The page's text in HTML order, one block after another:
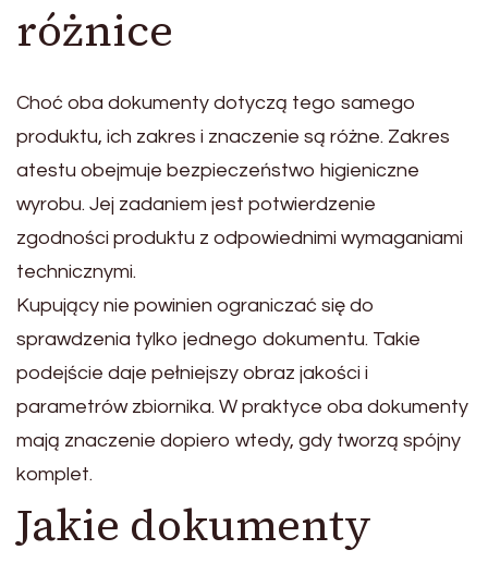
różnice
Choć oba dokumenty dotyczą tego samego
produktu, ich zakres i znaczenie są różne. Zakres
atestu obejmuje bezpieczeństwo higieniczne
wyrobu. Jej zadaniem jest potwierdzenie
zgodności produktu z odpowiednimi wymaganiami
technicznymi.
Kupujący nie powinien ograniczać się do
sprawdzenia tylko jednego dokumentu. Takie
podejście daje pełniejszy obraz jakości i
parametrów zbiornika. W praktyce oba dokumenty
mają znaczenie dopiero wtedy, gdy tworzą spójny
komplet.
Jakie dokumenty